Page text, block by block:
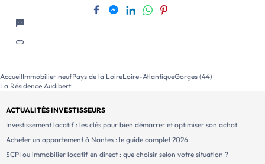
AccueilImmobilier neufPays de la LoireLoire-AtlantiqueGorges (44)
La Résidence Audibert
ACTUALITÉS INVESTISSEURS
Investissement locatif : les clés pour bien démarrer et optimiser son achat
Acheter un appartement à Nantes : le guide complet 2026
SCPI ou immobilier locatif en direct : que choisir selon votre situation ?